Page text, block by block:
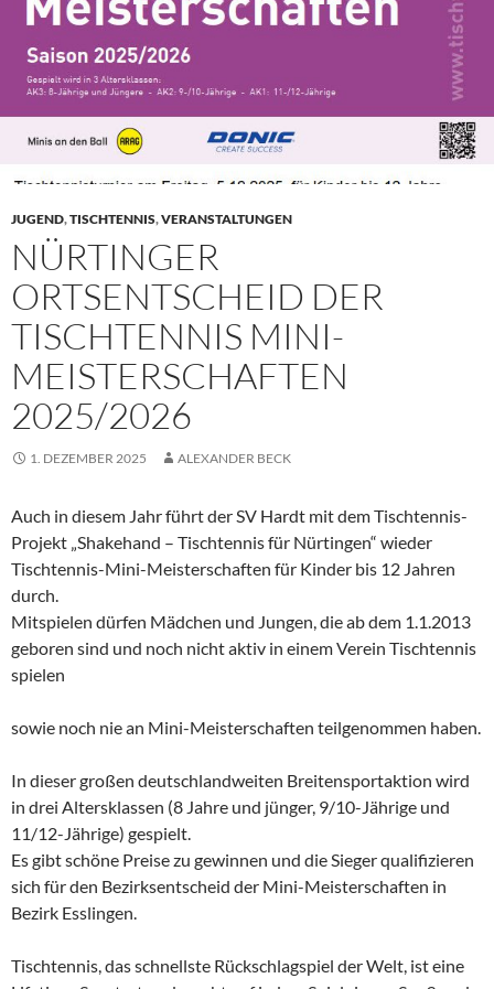
JUGEND,TISCHTENNIS,VERANSTALTUNGEN
NÜRTINGER
ORTSENTSCHEID DER
TISCHTENNIS MINI-
MEISTERSCHAFTEN
2025/2026
1. DEZEMBER 2025 ALEXANDER BECK
Auch in diesem Jahr führt der SV Hardt mit dem Tischtennis-
Projekt „Shakehand – Tischtennis für Nürtingen“ wieder
Tischtennis-Mini-Meisterschaften für Kinder bis 12 Jahren
durch.
Mitspielen dürfen Mädchen und Jungen, die ab dem 1.1.2013
geboren sind und noch nicht aktiv in einem Verein Tischtennis
spielen
sowie noch nie an Mini-Meisterschaften teilgenommen haben.
In dieser großen deutschlandweiten Breitensportaktion wird
in drei Altersklassen (8 Jahre und jünger, 9/10-Jährige und
11/12-Jährige) gespielt.
Es gibt schöne Preise zu gewinnen und die Sieger qualifizieren
sich für den Bezirksentscheid der Mini-Meisterschaften in
Bezirk Esslingen.
Tischtennis, das schnellste Rückschlagspiel der Welt, ist eine